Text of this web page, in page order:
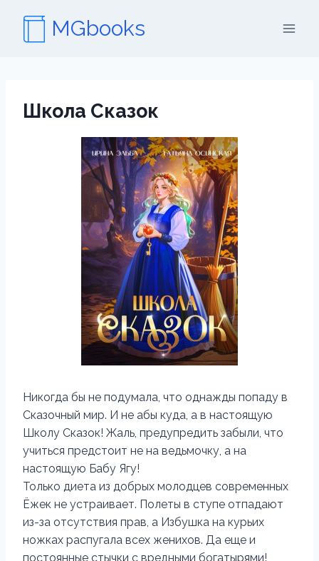
содержимому
MGbooks
Школа Сказок
Никогда бы не подумала, что однажды попаду в
Сказочный мир. И не абы куда, а в настоящую
Школу Сказок! Жаль, преду­предить забыли, что
учиться предстоит не на ведьмочку, а на
настоящую Бабу Ягу!
Только диета из добрых молодцев современных
Ёжек не устраивает. Полеты в ступе отпадают
из-за отсутствия прав, а Избушка на курьих
ножках распугала всех женихов. Да еще и
постоянные стычки с вредными богатырями!